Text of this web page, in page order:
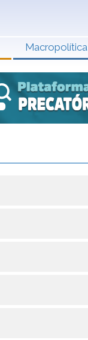
Macropolítica